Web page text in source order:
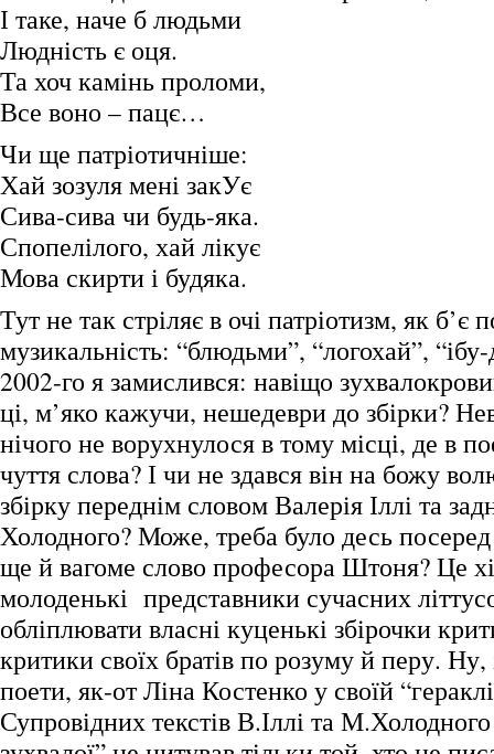
І таке, наче б людьми
Людність є оця.
Та хоч камінь проломи,
Все воно – пацє…
Чи ще патріотичніше:
Хай зозуля мені закУє
Сива-сива чи будь-яка.
Спопелілого, хай лікує
Мова скирти і будяка.
Тут не так стріляє в очі патріотизм, як б’є
музикальність: “блюдьми”, “логохай”,
2002-го я замислився: навіщо
ці, м’яко кажучи, нешедеври до збірки?
нічого не ворухнулося в тому місці, де в
чуття слова? І чи не здався він на божу
збірку переднім словом Валерія Іллі та
Холодного? Може, треба було десь
ще й вагоме слово професора Штоня? Це
молоденькі представники сучасних
обліплювати власні куценькі збірочки
критики своїх братів по розуму й перу. Ну,
поети, як-от Ліна Костенко у своїй
Супровідних текстів В.Іллі та